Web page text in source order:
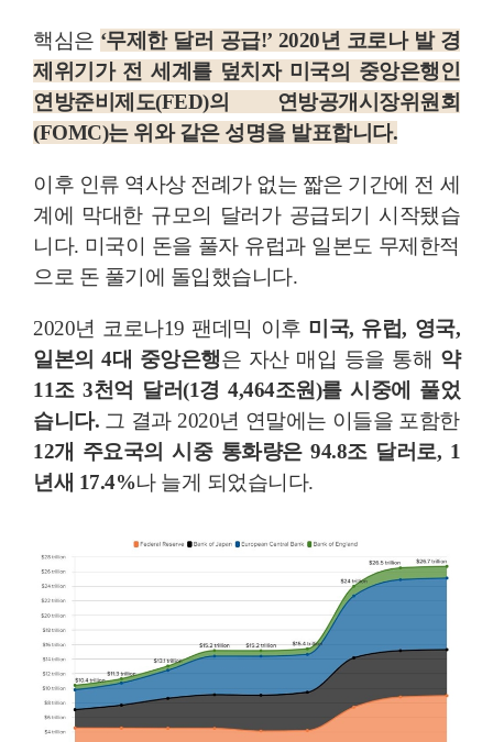
핵심은 ‘무제한 달러 공급!’ 2020년 코로나 발 경
제위기가 전 세계를 덮치자 미국의 중앙은행인
연방준비제도(FED)의 연방공개시장위원회
(FOMC)는 위와 같은 성명을 발표합니다.
이후 인류 역사상 전례가 없는 짧은 기간에 전 세
계에 막대한 규모의 달러가 공급되기 시작됐습
니다. 미국이 돈을 풀자 유럽과 일본도 무제한적
으로 돈 풀기에 돌입했습니다.
2020년 코로나19 팬데믹 이후 미국, 유럽, 영국,
일본의 4대 중앙은행은 자산 매입 등을 통해 약
11조 3천억 달러(1경 4,464조원)를 시중에 풀었
습니다. 그 결과 2020년 연말에는 이들을 포함한
12개 주요국의 시중 통화량은 94.8조 달러로, 1
년새 17.4%나 늘게 되었습니다.